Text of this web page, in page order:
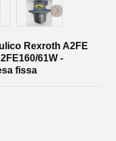
Rexroth A2FE
61W -
fissa